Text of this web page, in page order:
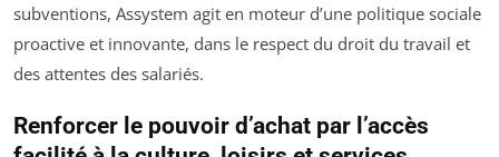
subventions, Assystem agit en moteur d’une politique sociale
proactive et innovante, dans le respect du droit du travail et
des attentes des salariés.
Renforcer le pouvoir d’achat par l’accès